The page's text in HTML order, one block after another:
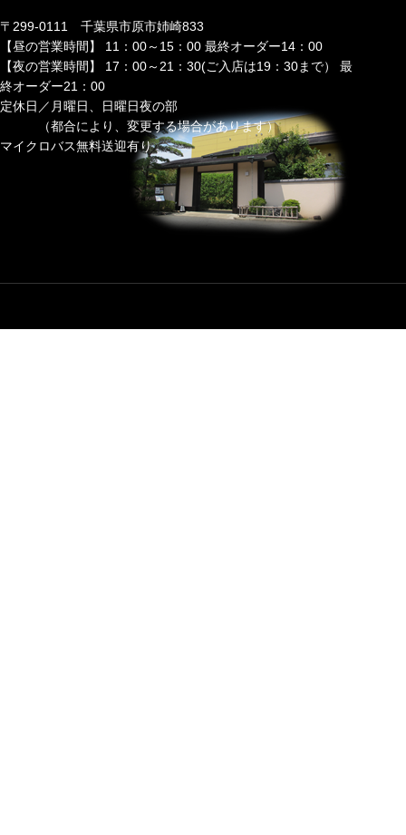
〒299-0111 千葉県市原市姉崎833
【昼の営業時間】 11：00～15：00 最終オーダー14：00
【夜の営業時間】 17：00～21：30(ご入店は19：30まで） 最
終オーダー21：00
定休日／月曜日、日曜日夜の部
（都合により、変更する場合があります）
マイクロバス無料送迎有り